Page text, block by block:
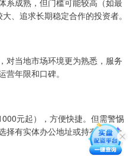
系成熟，但门槛可能较高（如最
、追求长期稳定合作的投资者。
对当地市场环境更为熟悉，服务
年限和口碑。
元起），方便快捷。但需警惕
择有实体办公地址或持有相关金